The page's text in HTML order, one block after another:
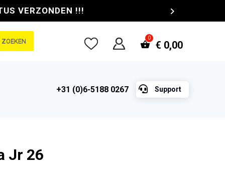
VERZONDEN !!!
ZOEKEN € 0,00
+31 (0)6-5188 0267  Support
Jr 26